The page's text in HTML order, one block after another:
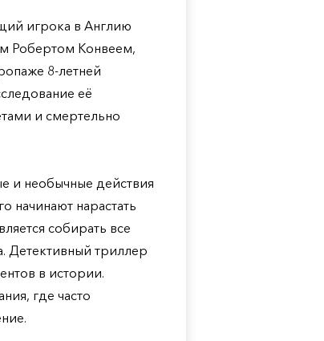
игрока в Англию
Робертом Конвеем,
8-летней
её
и смертельно
и необычные действия
начинают нарастать
собирать все
Детективный триллер
в истории.
где часто